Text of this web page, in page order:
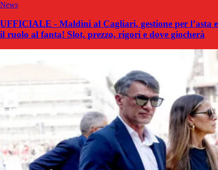
News
UFFICIALE - Maldini al Cagliari, gestione per l’asta e
il ruolo al fanta! Slot, prezzo, rigori e dove giocherà